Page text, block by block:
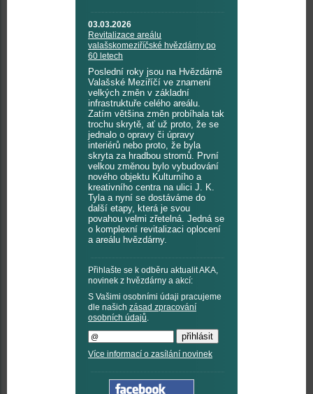
03.03.2026
Revitalizace areálu
valašskomeziříčské hvězdárny po
60 letech
Poslední roky jsou na Hvězdárně
Valašské Meziříčí ve znamení
velkých změn v základní
infrastruktuře celého areálu.
Zatím většina změn probíhala tak
trochu skrytě, ať už proto, že se
jednalo o opravy či úpravy
interiérů nebo proto, že byla
skryta za hradbou stromů. První
velkou změnou bylo vybudování
nového objektu Kulturního a
kreativního centra na ulici J. K.
Tyla a nyní se dostáváme do
další etapy, která je svou
povahou velmi zřetelná. Jedná se
o komplexní revitalizaci oplocení
a areálu hvězdárny.
Přihlašte se k odběru aktualit AKA,
novinek z hvězdárny a akcí:
S Vašimi osobními údaji pracujeme
dle našich zásad zpracování
osobních údajů.
Více informací o zasílání novinek